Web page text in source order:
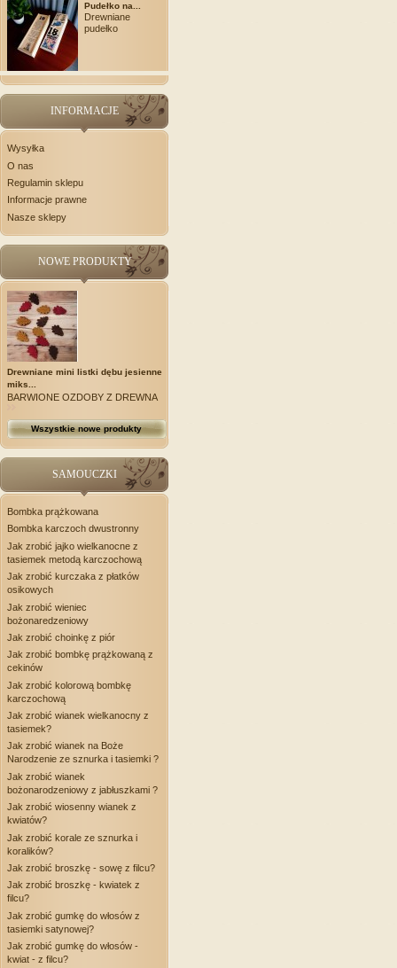
Pudełko na...
Drewniane
pudełko
INFORMACJE
Wysyłka
O nas
Regulamin sklepu
Informacje prawne
Nasze sklepy
NOWE PRODUKTY
Drewniane mini listki dębu jesienne
miks...
BARWIONE OZDOBY Z DREWNA
Wszystkie nowe produkty
SAMOUCZKI
Bombka prążkowana
Bombka karczoch dwustronny
Jak zrobić jajko wielkanocne z
tasiemek metodą karczochową
Jak zrobić kurczaka z płatków
osikowych
Jak zrobić wieniec
bożonaredzeniowy
Jak zrobić choinkę z piór
Jak zrobić bombkę prążkowaną z
cekinów
Jak zrobić kolorową bombkę
karczochową
Jak zrobić wianek wielkanocny z
tasiemek?
Jak zrobić wianek na Boże
Narodzenie ze sznurka i tasiemki ?
Jak zrobić wianek
bożonarodzeniowy z jabłuszkami ?
Jak zrobić wiosenny wianek z
kwiatów?
Jak zrobić korale ze sznurka i
koralików?
Jak zrobić broszkę - sowę z filcu?
Jak zrobić broszkę - kwiatek z
filcu?
Jak zrobić gumkę do włosów z
tasiemki satynowej?
Jak zrobić gumkę do włosów -
kwiat - z filcu?